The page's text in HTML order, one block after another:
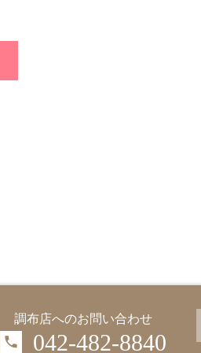
調布店へのお問い合わせ
042-482-8840